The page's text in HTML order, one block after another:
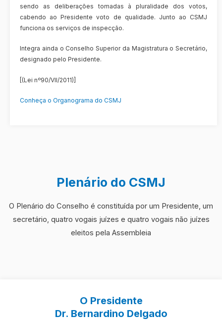
sendo as deliberações tomadas à pluralidade dos votos,
cabendo ao Presidente voto de qualidade. Junto ao CSMJ
funciona os serviços de inspecção.
Integra ainda o Conselho Superior da Magistratura o Secretário,
designado pelo Presidente.
[(Lei nº90/VII/2011)]
Conheça o Organograma do CSMJ
Plenário do CSMJ
O Plenário do Conselho é constituída por um Presidente, um
secretário, quatro vogais juízes e quatro vogais não juízes
eleitos pela Assembleia
O Presidente
Dr. Bernardino Delgado